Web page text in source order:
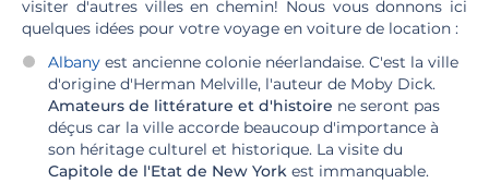
visiter d'autres villes en chemin! Nous vous donnons ici
quelques idées pour votre voyage en voiture de location :
Albany est ancienne colonie néerlandaise. C'est la ville
d'origine d'Herman Melville, l'auteur de Moby Dick.
Amateurs de littérature et d'histoire ne seront pas
déçus car la ville accorde beaucoup d'importance à
son héritage culturel et historique. La visite du
Capitole de l'Etat de New York est immanquable.